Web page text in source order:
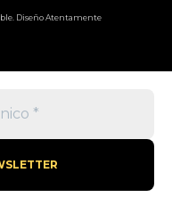
Diseño Atentamente